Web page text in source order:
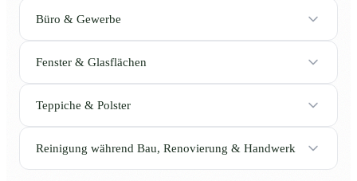
Büro & Gewerbe
Fenster & Glasflächen
Teppiche & Polster
Reinigung während Bau, Renovierung & Handwerk